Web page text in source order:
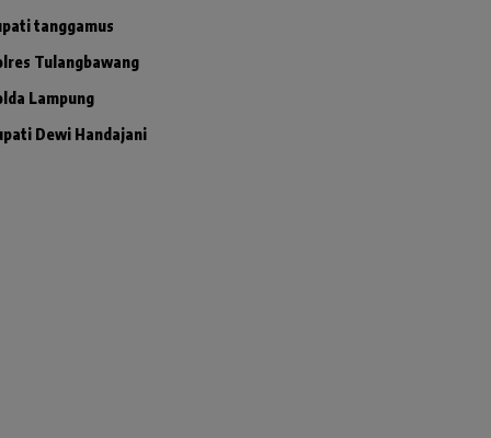
tanggamus
Tulangbawang
Lampung
Dewi Handajani